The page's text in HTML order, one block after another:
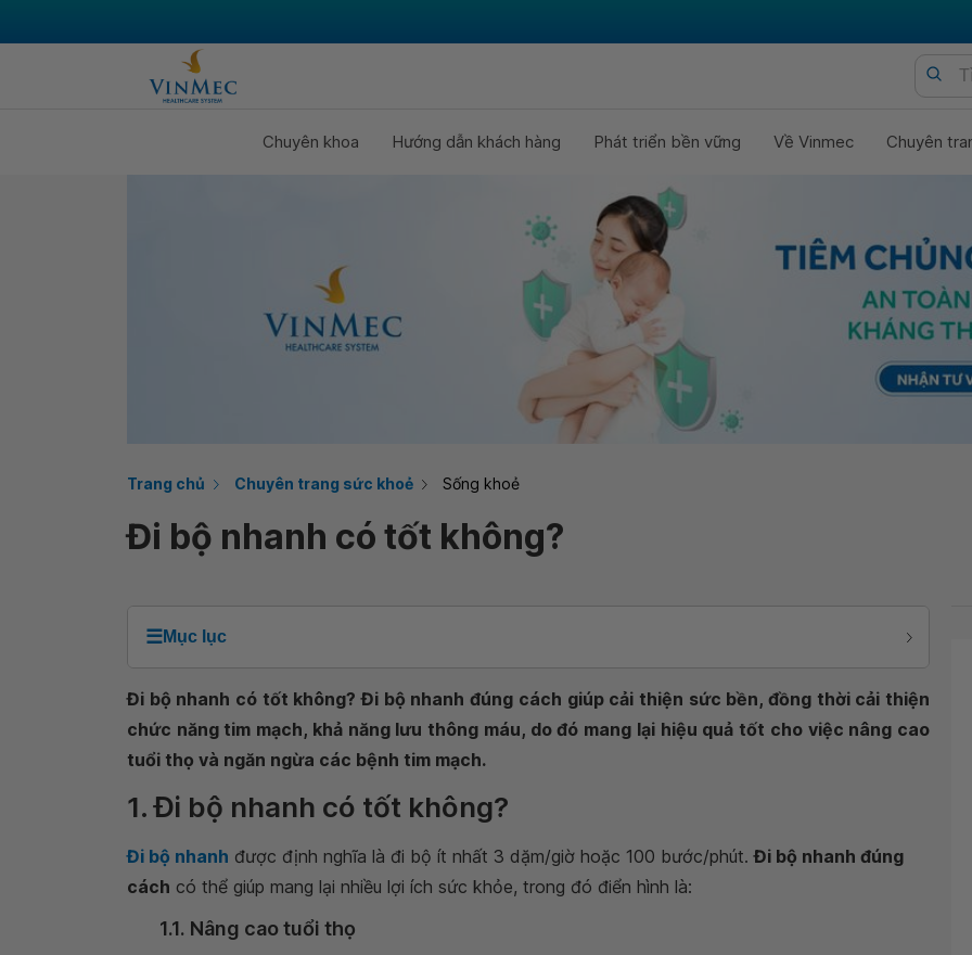
Chuyên khoa Hướng dẫn khách hàng Phát triển bền vững Về Vinmec Chuyên
Trang chủ Chuyên trang sức khoẻ Sống khoẻ
Đi bộ nhanh có tốt không?
☰Mục lục
Đi bộ nhanh có tốt không? Đi bộ nhanh đúng cách giúp cải thiện sức bền, đồng thời cải thiện
chức năng tim mạch, khả năng lưu thông máu, do đó mang lại hiệu quả tốt cho việc nâng cao
tuổi thọ và ngăn ngừa các bệnh tim mạch.
1. Đi bộ nhanh có tốt không?
Đi bộ nhanh được định nghĩa là đi bộ ít nhất 3 dặm/giờ hoặc 100 bước/phút.Đi bộ nhanh đúng
cách có thể giúp mang lại nhiều lợi ích sức khỏe, trong đó điển hình là:
1.1. Nâng cao tuổi thọ